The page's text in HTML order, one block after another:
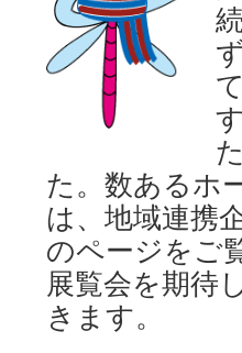
た。数あるホ
は、地域連携
のページをご
展覧会を期待
きます。